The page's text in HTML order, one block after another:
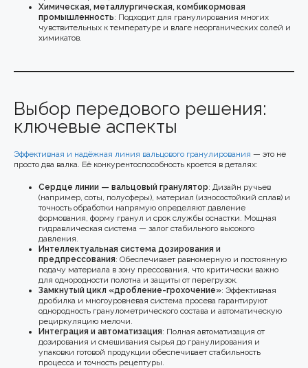
Химическая, металлургическая, комбикормовая
промышленность: Подходит для гранулирования многих
чувствительных к температуре и влаге неорганических солей и
химикатов.
Выбор передового решения:
ключевые аспекты
Эффективная и надёжная линия вальцового гранулирования — это не
просто два валка. Её конкурентоспособность кроется в деталях:
Сердце линии — вальцовый гранулятор: Дизайн ручьев
(например, соты, полусферы), материал (износостойкий сплав) и
точность обработки напрямую определяют давление
формования, форму гранул и срок службы оснастки. Мощная
гидравлическая система — залог стабильного высокого
давления.
Интеллектуальная система дозирования и
предпрессования: Обеспечивает равномерную и постоянную
подачу материала в зону прессования, что критически важно
для однородности полотна и защиты от перегрузок.
Замкнутый цикл «дробление-грохочение»: Эффективная
дробилка и многоуровневая система просева гарантируют
однородность гранулометрического состава и автоматическую
рециркуляцию мелочи.
Интеграция и автоматизация: Полная автоматизация от
дозирования и смешивания сырья до гранулирования и
упаковки готовой продукции обеспечивает стабильность
процесса и точность рецептуры.